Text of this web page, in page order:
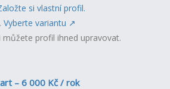
si vlastní profil.
Vyberte variantu ↗︎
můžete profil ihned upravovat.
– 6 000 Kč / rok